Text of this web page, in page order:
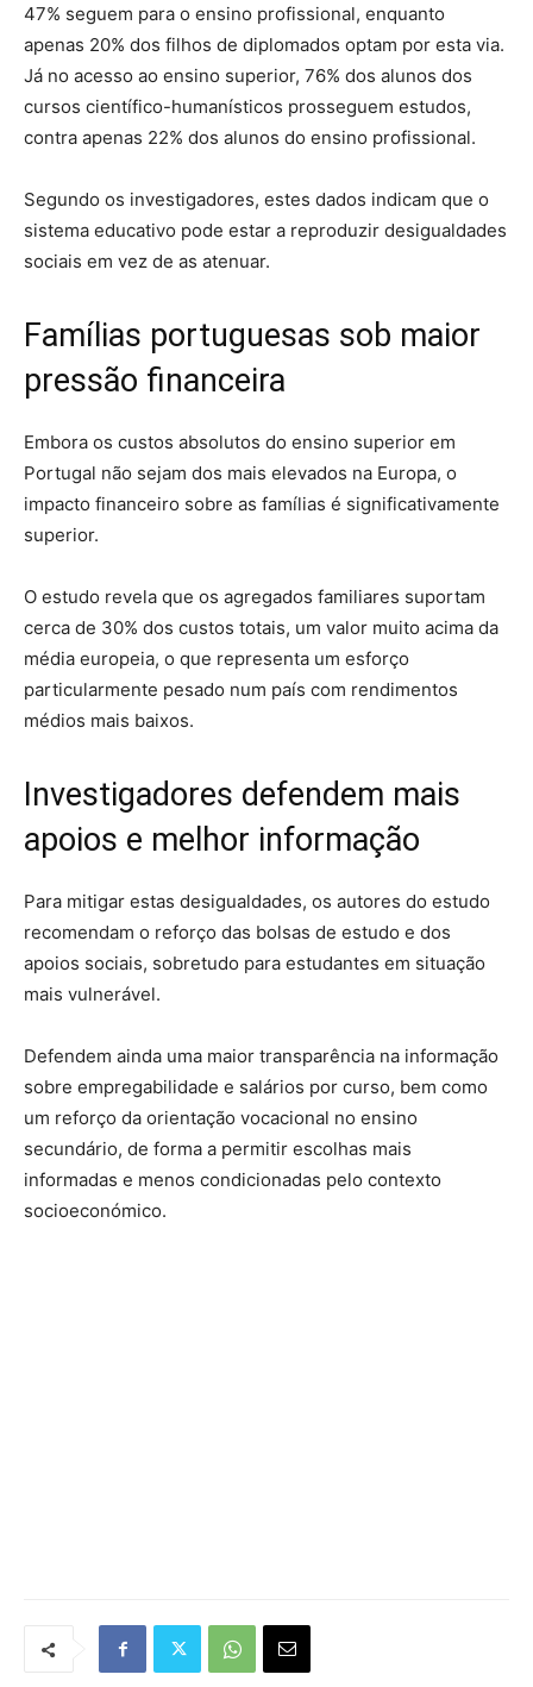
47% seguem para o ensino profissional, enquanto
apenas 20% dos filhos de diplomados optam por esta via.
Já no acesso ao ensino superior, 76% dos alunos dos
cursos científico-humanísticos prosseguem estudos,
contra apenas 22% dos alunos do ensino profissional.
Segundo os investigadores, estes dados indicam que o
sistema educativo pode estar a reproduzir desigualdades
sociais em vez de as atenuar.
Famílias portuguesas sob maior
pressão financeira
Embora os custos absolutos do ensino superior em
Portugal não sejam dos mais elevados na Europa, o
impacto financeiro sobre as famílias é significativamente
superior.
O estudo revela que os agregados familiares suportam
cerca de 30% dos custos totais, um valor muito acima da
média europeia, o que representa um esforço
particularmente pesado num país com rendimentos
médios mais baixos.
Investigadores defendem mais
apoios e melhor informação
Para mitigar estas desigualdades, os autores do estudo
recomendam o reforço das bolsas de estudo e dos
apoios sociais, sobretudo para estudantes em situação
mais vulnerável.
Defendem ainda uma maior transparência na informação
sobre empregabilidade e salários por curso, bem como
um reforço da orientação vocacional no ensino
secundário, de forma a permitir escolhas mais
informadas e menos condicionadas pelo contexto
socioeconómico.